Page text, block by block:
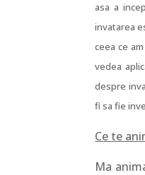
asa a
invatarea
ceea ce
vedea
despre
fi sa fie
Ce te
Ma